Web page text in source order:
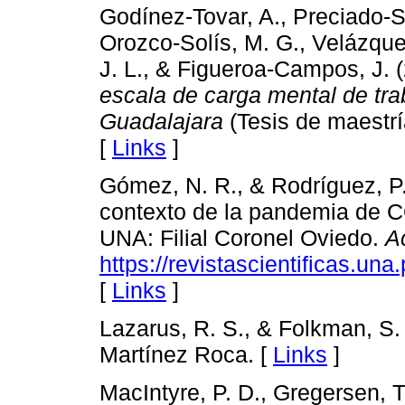
Godínez-Tovar, A., Preciado-
Orozco-Solís, M. G.,
J. L., & Figueroa-Campos, J.
escala de carga mental de
Guadalajara (Tesis de
[ Links ]
Gómez, N. R., & Rodríguez,
contexto de la pandemia de
UNA: Filial Coronel Oviedo.
https://
[ Links ]
Lazarus, R. S., & Folkman,
Martínez Roca. [ Links ]
MacIntyre, P. D., Gregersen,